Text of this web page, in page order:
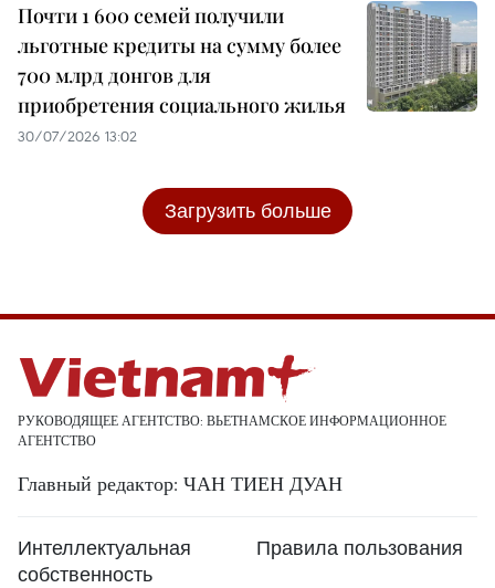
Почти 1 600 семей получили
льготные кредиты на сумму более
700 млрд донгов для
приобретения социального жилья
30/07/2026 13:02
Загрузить больше
РУКОВОДЯЩЕЕ АГЕНТСТВО: ВЬЕТНАМСКОЕ ИНФОРМАЦИОННОЕ
АГЕНТСТВО
Главный редактор: ЧАН ТИЕН ДУАН
Интеллектуальная
собственность
Правила пользования